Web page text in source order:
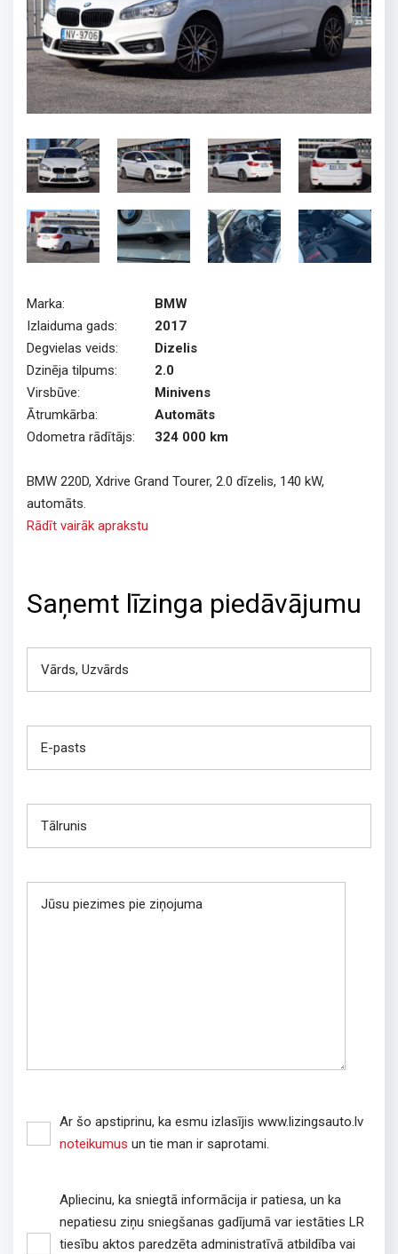
Marka:
BMW
Izlaiduma gads:
2017
Degvielas veids:
Dizelis
Dzinēja tilpums:
2.0
Virsbūve:
Minivens
Ātrumkārba:
Automāts
Odometra rādītājs:
324 000 km
BMW 220D, Xdrive Grand Tourer, 2.0 dīzelis, 140 kW,
automāts.
Rādīt vairāk aprakstu
Saņemt līzinga piedāvājumu
Ar šo apstiprinu, ka esmu izlasījis www.lizingsauto.lv
noteikumus un tie man ir saprotami.
Apliecinu, ka sniegtā informācija ir patiesa, un ka
nepatiesu ziņu sniegšanas gadījumā var iestāties LR
tiesību aktos paredzēta administratīvā atbildība vai